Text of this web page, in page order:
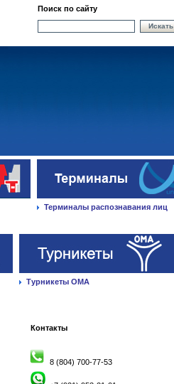
Поиск по сайту
Искать
Терминалы распознавания лиц
Турникеты ОМА
Контакты
8 (804) 700-77-53